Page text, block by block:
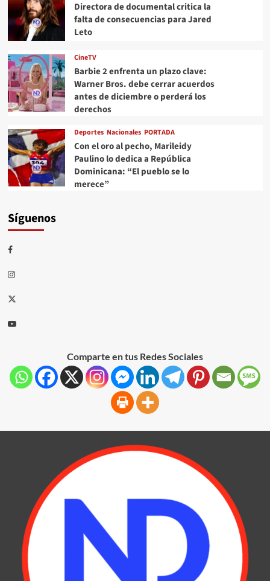
Directora de documental critica la
falta de consecuencias para Jared
Leto
CineTV
Barbie 2 enfrenta un plazo clave:
Warner Bros. debe cerrar acuerdos
antes de diciembre o perderá los
derechos
Deportes Nacionales PORTADA
Con el oro al pecho, Marileidy
Paulino lo dedica a República
Dominicana: “El pueblo se lo
merece”
Síguenos
Comparte en tus Redes Sociales